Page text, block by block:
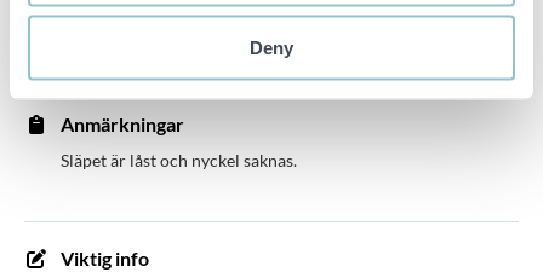
Deny
Rost och skavanker kan förekomma runt om fordonet, se bilder
för att få en uppfattning om det allmänna skicket.
Anmärkningar
Släpet är låst och nyckel saknas.
Viktig info